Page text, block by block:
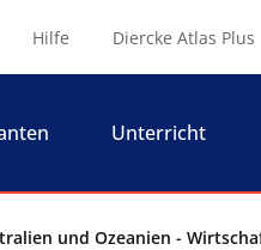
Hilfe Diercke Atlas Plus
Unterricht
und Ozeanien -